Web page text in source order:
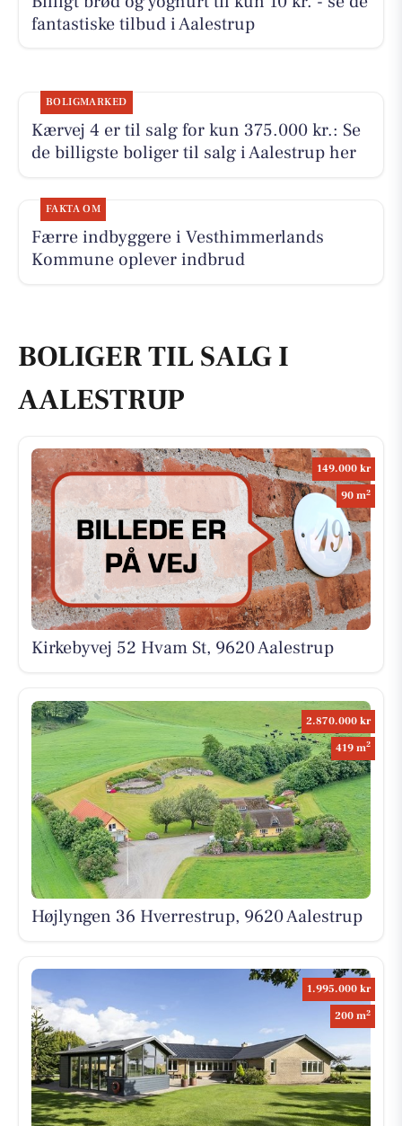
fantastiske tilbud i Aalestrup
BOLIGMARKED
Kærvej 4 er til salg for kun 375.000 kr.: Se
de billigste boliger til salg i Aalestrup her
FAKTA OM
Færre indbyggere i Vesthimmerlands
Kommune oplever indbrud
BOLIGER TIL SALG I
AALESTRUP
149.000 kr
90 m2
Kirkebyvej 52 Hvam St, 9620 Aalestrup
2.870.000 kr
419 m2
Højlyngen 36 Hverrestrup, 9620 Aalestrup
1.995.000 kr
200 m2